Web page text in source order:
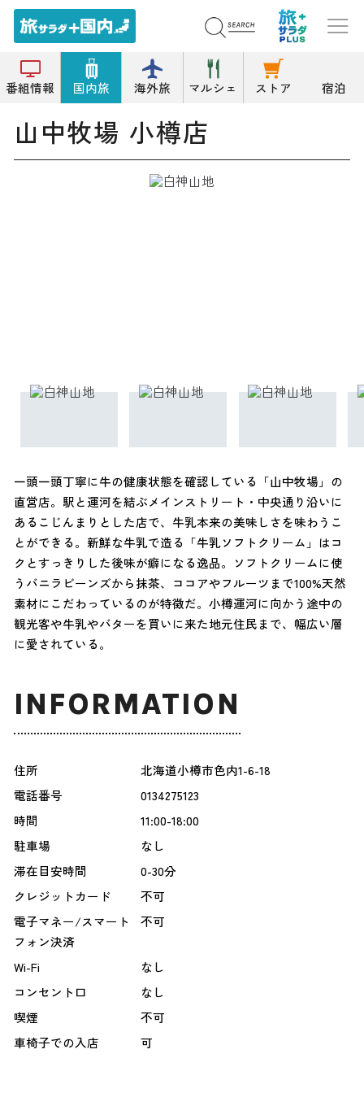
番組情報 国内旅 海外旅 マルシェ ストア 宿泊
トップ 甘味処 山中牧場 小樽店
山中牧場 小樽店
一頭一頭丁寧に牛の健康状態を確認している「山中牧場」の
直営店。駅と運河を結ぶメインストリート・中央通り沿いに
あるこじんまりとした店で、牛乳本来の美味しさを味わうこ
とができる。新鮮な牛乳で造る「牛乳ソフトクリーム」はコ
クとすっきりした後味が癖になる逸品。ソフトクリームに使
うバニラビーンズから抹茶、ココアやフルーツまで100%天然
素材にこだわっているのが特徴だ。小樽運河に向かう途中の
観光客や牛乳やバターを買いに来た地元住民まで、幅広い層
に愛されている。
INFORMATION
住所
北海道小樽市色内1-6-18
電話番号
0134275123
時間
11:00-18:00
駐車場
なし
滞在目安時間
0-30分
クレジットカード
不可
電子マネー/スマート
フォン決済
不可
Wi-Fi
なし
コンセント口
なし
喫煙
不可
車椅子での入店
可